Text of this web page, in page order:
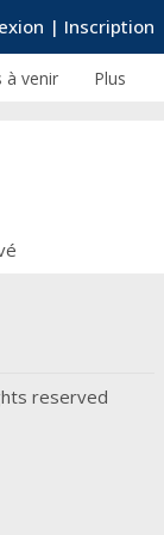
| Inscription
à venir Plus
reserved